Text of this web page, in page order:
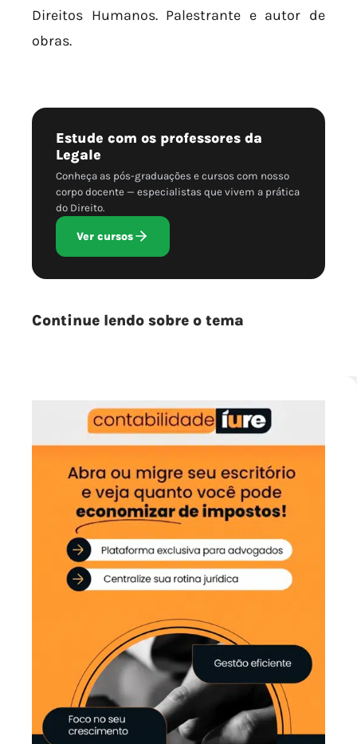
Direitos Humanos. Palestrante e autor de
obras.
Estude com os professores da
Legale
Conheça as pós-graduações e cursos com nosso
corpo docente — especialistas que vivem a prática
do Direito.
Ver cursos
Continue lendo sobre o tema